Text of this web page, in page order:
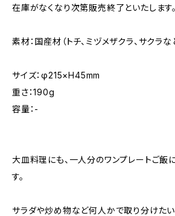
在庫がなくなり次第販売終了といたします。
素材：国産材（トチ、ミヅメザクラ、サクラな
サイズ：φ215×H45mm
重さ：190g
容量：-
大皿料理にも、一人分のワンプレートご飯
す。
サラダや炒め物など何人かで取り分けたい